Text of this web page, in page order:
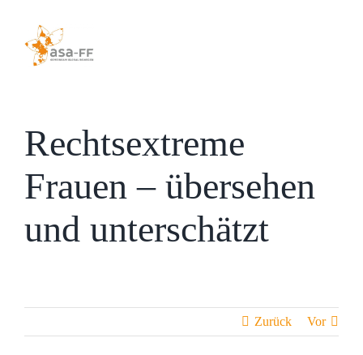
springen
Rechtsextreme
Frauen – übersehen
und unterschätzt
Zurück Vor